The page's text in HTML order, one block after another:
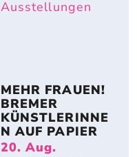
Ausstellungen
MEHR FRAUEN!
BREMER
KÜNSTLERINNE
N AUF PAPIER
20. Aug.